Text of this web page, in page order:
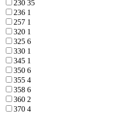
230 35
236 1
257 1
320 1
325 6
330 1
345 1
350 6
355 4
358 6
360 2
370 4